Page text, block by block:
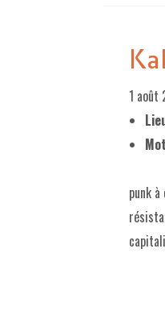
1 août
punk